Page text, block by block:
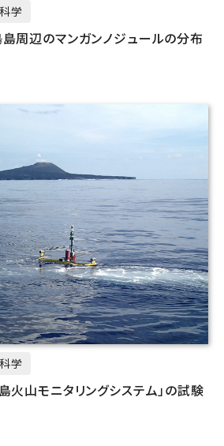
学
周辺のマンガンノジュールの分布
学
火山モニタリングシステム」の試験